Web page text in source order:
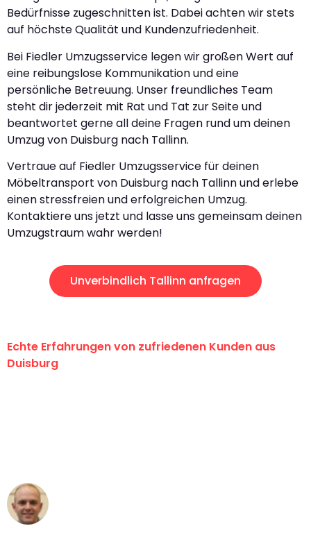
Bedürfnisse zugeschnitten ist. Dabei achten wir stets
auf höchste Qualität und Kundenzufriedenheit.
Bei Fiedler Umzugsservice legen wir großen Wert auf
eine reibungslose Kommunikation und eine
persönliche Betreuung. Unser freundliches Team
steht dir jederzeit mit Rat und Tat zur Seite und
beantwortet gerne all deine Fragen rund um deinen
Umzug von Duisburg nach Tallinn.
Vertraue auf Fiedler Umzugsservice für deinen
Möbeltransport von Duisburg nach Tallinn und erlebe
einen stressfreien und erfolgreichen Umzug.
Kontaktiere uns jetzt und lasse uns gemeinsam deinen
Umzugstraum wahr werden!
Unverbindlich Tallinn anfragen
Echte Erfahrungen von zufriedenen Kunden aus
Duisburg